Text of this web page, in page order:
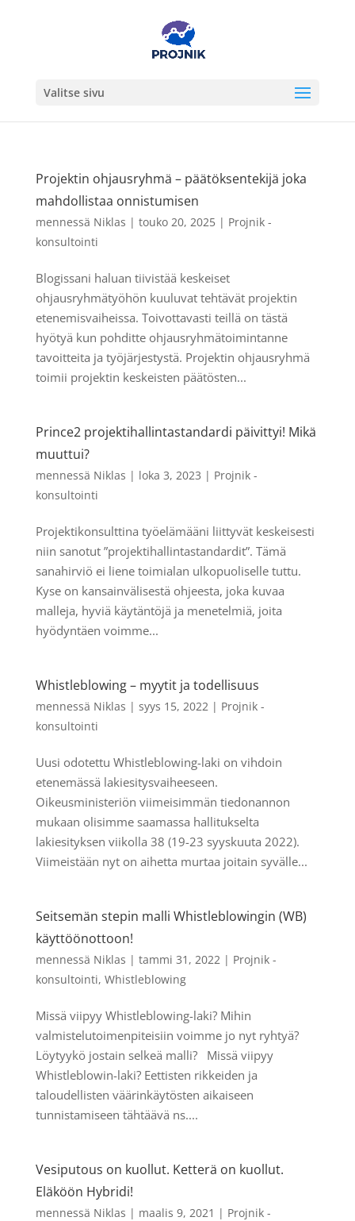
Valitse sivu
Projektin ohjausryhmä – päätöksentekijä joka
mahdollistaa onnistumisen
mennessä Niklas | touko 20, 2025| Projnik -
konsultointi
Blogissani haluan tiivistää keskeiset
ohjausryhmätyöhön kuuluvat tehtävät projektin
etenemisvaiheissa. Toivottavasti teillä on tästä
hyötyä kun pohditte ohjausryhmätoimintanne
tavoitteita ja työjärjestystä. Projektin ohjausryhmä
toimii projektin keskeisten päätösten...
Prince2 projektihallintastandardi päivittyi! Mikä
muuttui?
mennessä Niklas | loka 3, 2023 | Projnik -
konsultointi
Projektikonsulttina työelämääni liittyvät keskeisesti
niin sanotut ”projektihallintastandardit”. Tämä
sanahirviö ei liene toimialan ulkopuoliselle tuttu.
Kyse on kansainvälisestä ohjeesta, joka kuvaa
malleja, hyviä käytäntöjä ja menetelmiä, joita
hyödyntäen voimme...
Whistleblowing – myytit ja todellisuus
mennessä Niklas | syys 15, 2022| Projnik -
konsultointi
Uusi odotettu Whistleblowing-laki on vihdoin
etenemässä lakiesitysvaiheeseen.
Oikeusministeriön viimeisimmän tiedonannon
mukaan olisimme saamassa hallitukselta
lakiesityksen viikolla 38 (19-23 syyskuuta 2022).
Viimeistään nyt on aihetta murtaa joitain syvälle...
Seitsemän stepin malli Whistleblowingin (WB)
käyttöönottoon!
mennessä Niklas | tammi 31, 2022| Projnik -
konsultointi, Whistleblowing
Missä viipyy Whistleblowing-laki? Mihin
valmistelutoimenpiteisiin voimme jo nyt ryhtyä?
Löytyykö jostain selkeä malli? Missä viipyy
Whistleblowin-laki? Eettisten rikkeiden ja
taloudellisten väärinkäytösten aikaiseen
tunnistamiseen tähtäävä ns....
Vesiputous on kuollut. Ketterä on kuollut.
Eläköön Hybridi!
mennessä Niklas | maalis 9, 2021 | Projnik -